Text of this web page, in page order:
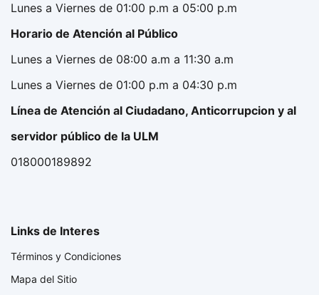
Lunes a Viernes de 01:00 p.m a 05:00 p.m
Horario de Atención al Público
Lunes a Viernes de 08:00 a.m a 11:30 a.m
Lunes a Viernes de 01:00 p.m a 04:30 p.m
Línea de Atención al Ciudadano, Anticorrupcion y al
servidor público de la ULM
018000189892
Links de Interes
Términos y Condiciones
Mapa del Sitio